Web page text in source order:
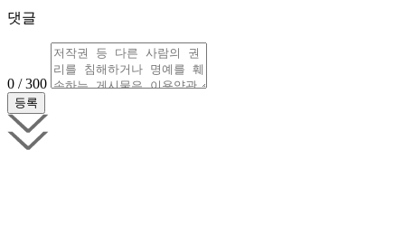
댓글
0 / 300